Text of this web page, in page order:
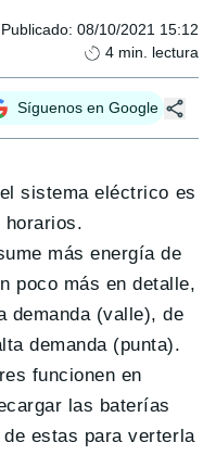
Publicado: 08/10/2021 15:12
4 min. lectura
Síguenos en Google
sistema eléctrico es
horarios.
más energía de
poco más en detalle,
demanda (valle), de
demanda (punta).
funcionen en
las baterías
estas para verterla